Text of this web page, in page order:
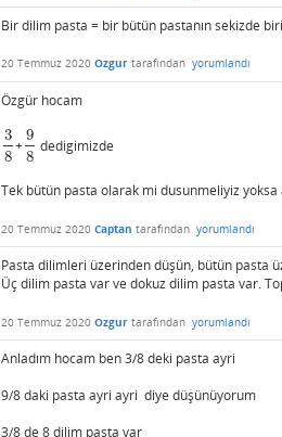
Bir dilim pasta = bir bütün pastanın sekizde
20 Temmuz 2020 Ozgur tarafından yorumlandı
Özgür hocam
3
8
38+
9
8
98 dedigimizde
Tek bütün pasta olarak mi dusunmeliyiz
20 Temmuz 2020 Captan tarafından yorumlandı
Pasta dilimleri üzerinden düşün, bütün pasta
Üç dilim pasta var ve dokuz dilim pasta var.
20 Temmuz 2020 Ozgur tarafından yorumlandı
Anladım hocam ben 3/8 deki pasta ayri
9/8 daki pasta ayri ayri diye düşünüyorum
3/8 de 8 dilim pasta var